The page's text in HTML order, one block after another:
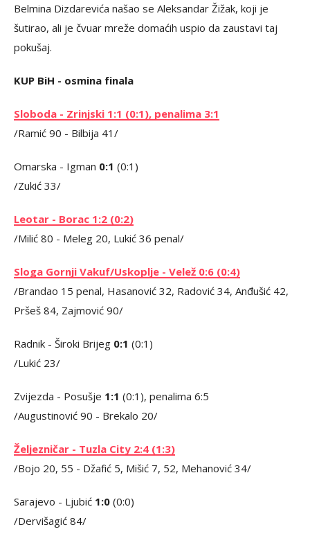
Belmina Dizdarevića našao se Aleksandar Žižak, koji je
šutirao, ali je čvuar mreže domaćih uspio da zaustavi taj
pokušaj.
KUP BiH - osmina finala
Sloboda - Zrinjski 1:1 (0:1), penalima 3:1
/Ramić 90 - Bilbija 41/
Omarska - Igman 0:1 (0:1)
/Zukić 33/
Leotar - Borac 1:2 (0:2)
/Milić 80 - Meleg 20, Lukić 36 penal/
Sloga Gornji Vakuf/Uskoplje - Velež 0:6 (0:4)
/Brandao 15 penal, Hasanović 32, Radović 34, Anđušić 42,
Pršeš 84, Zajmović 90/
Radnik - Široki Brijeg 0:1 (0:1)
/Lukić 23/
Zvijezda - Posušje 1:1 (0:1), penalima 6:5
/Augustinović 90 - Brekalo 20/
Željezničar - Tuzla City 2:4 (1:3)
/Bojo 20, 55 - Džafić 5, Mišić 7, 52, Mehanović 34/
Sarajevo - Ljubić 1:0 (0:0)
/Dervišagić 84/